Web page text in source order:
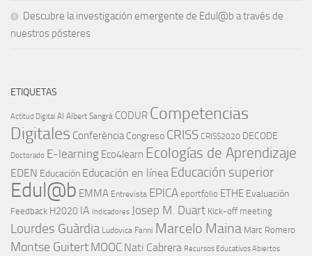
Descubre la investigación emergente de Edul@b a través de
nuestros pósteres
ETIQUETAS
Actitud Digital AI Albert Sangrà CODUR Competencias
Digitales Conferència Congreso CRISS CRISS2020 DECODE
Doctorado E-learning Eco4learn Ecologías de Aprendizaje
EDEN Educación Educación en línea Educación superior
Edul@b EMMA Entrevista EPICA eportfolio ETHE Evaluación
Feedback H2020 IA Indicadores Josep M. Duart Kick-off meeting
Lourdes Guàrdia Ludovica Fanni Marcelo Maina Marc Romero
Montse Guitert MOOC Nati Cabrera Recursos Educativos Abiertos